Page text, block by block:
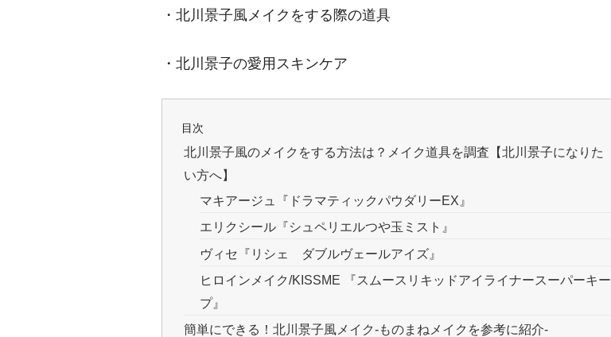
・北川景子風メイクをする際の道具
・北川景子の愛用スキンケア
目次
北川景子風のメイクをする方法は？メイク道具を調査【北川景子になりた
い方へ】
マキアージュ『ドラマティックパウダリーEX』
エリクシール『シュペリエルつや玉ミスト』
ヴィセ『リシェ ダブルヴェールアイズ』
ヒロインメイク/KISSME 『スムースリキッドアイライナースーパーキー
プ』
簡単にできる！北川景子風メイク-ものまねメイクを参考に紹介-